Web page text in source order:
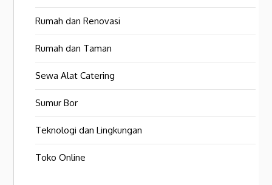
Rumah dan Renovasi
Rumah dan Taman
Sewa Alat Catering
Sumur Bor
Teknologi dan Lingkungan
Toko Online